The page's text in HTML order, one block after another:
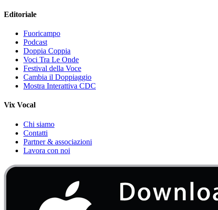
Editoriale
Fuoricampo
Podcast
Doppia Coppia
Voci Tra Le Onde
Festival della Voce
Cambia il Doppiaggio
Mostra Interattiva CDC
Vix Vocal
Chi siamo
Contatti
Partner & associazioni
Lavora con noi